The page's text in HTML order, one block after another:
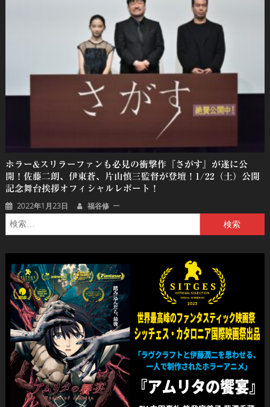
ホラー&スリラーファンも必見の衝撃作『さがす』が遂に公
開！佐藤二朗、伊東蒼、片山慎三監督が登壇！1/22（土）公開
記念舞台挨拶オフィシャルレポート！
2022年1月23日 福谷修
索: